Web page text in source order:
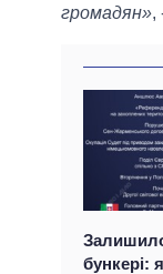
громадян»,
бункері: